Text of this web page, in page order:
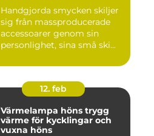
Handgjorda smycken skiljer
sig från massproducerade
accessoarer genom sin
personlighet, sina små ski...
12. feb
Värmelampa höns trygg
värme för kycklingar och
vuxna höns